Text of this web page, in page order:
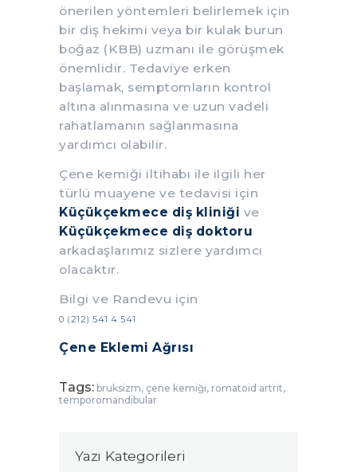
önerilen yöntemleri belirlemek için
bir diş hekimi veya bir kulak burun
boğaz (KBB) uzmanı ile görüşmek
önemlidir. Tedaviye erken
başlamak, semptomların kontrol
altına alınmasına ve uzun vadeli
rahatlamanın sağlanmasına
yardımcı olabilir.
Çene kemiği iltihabı ile ilgili her
türlü muayene ve tedavisi için
Küçükçekmece diş kliniği ve
Küçükçekmece diş doktoru
arkadaşlarımız sizlere yardımcı
olacaktır.
Bilgi ve Randevu için
0 (212) 541 4 541
Çene Eklemi Ağrısı
Tags: bruksizm, çene kemiği, romatoid artrit,
temporomandibular
Yazı Kategorileri